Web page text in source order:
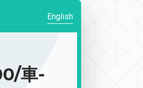
English
車-